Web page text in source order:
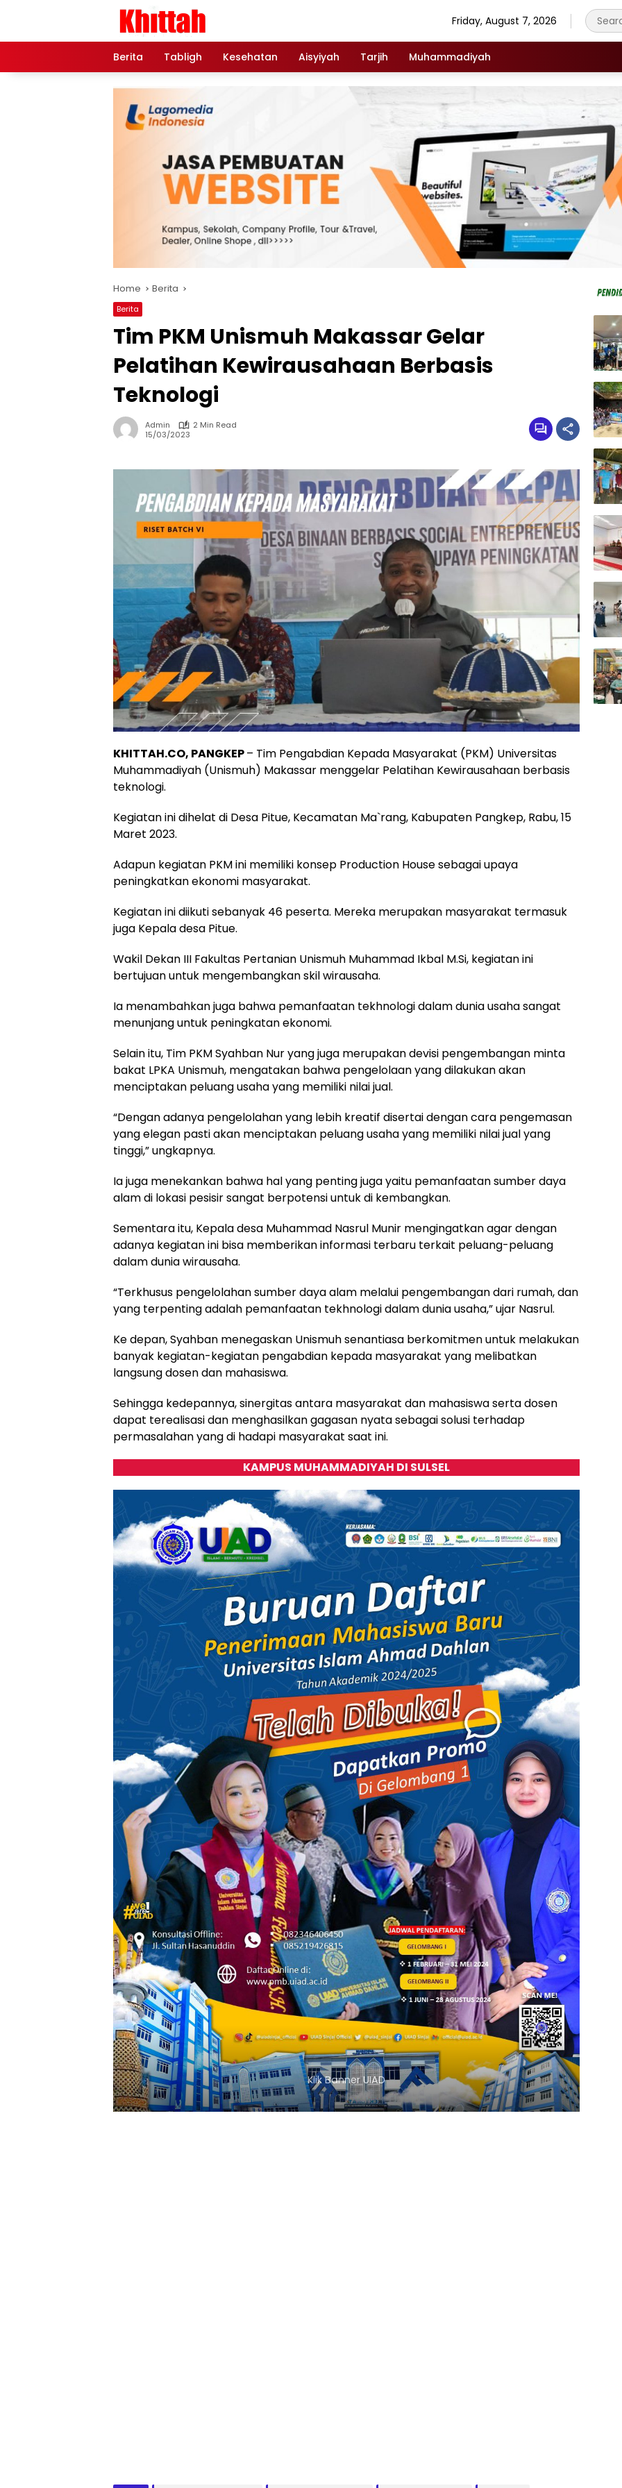
Friday, August 7, 2026
Berita Tabligh Kesehatan Aisyiyah Tarjih Muhammadiyah
Home Berita
Berita
Tim PKM Unismuh Makassar Gelar
Pelatihan Kewirausahaan Berbasis
Teknologi
Admin
2 Min Read
15/03/2023
KHITTAH.CO, PANGKEP– Tim Pengabdian Kepada Masyarakat (PKM) Universitas
Muhammadiyah (Unismuh) Makassar menggelar Pelatihan Kewirausahaan berbasis
teknologi.
Kegiatan ini dihelat di Desa Pitue, Kecamatan Ma`rang, Kabupaten Pangkep, Rabu, 15
Maret 2023.
Adapun kegiatan PKM ini memiliki konsep Production House sebagai upaya
peningkatkan ekonomi masyarakat.
Kegiatan ini diikuti sebanyak 46 peserta. Mereka merupakan masyarakat termasuk
juga Kepala desa Pitue.
Wakil Dekan III Fakultas Pertanian Unismuh Muhammad Ikbal M.Si, kegiatan ini
bertujuan untuk mengembangkan skil wirausaha.
Ia menambahkan juga bahwa pemanfaatan tekhnologi dalam dunia usaha sangat
menunjang untuk peningkatan ekonomi.
Selain itu, Tim PKM Syahban Nur yang juga merupakan devisi pengembangan minta
bakat LPKA Unismuh, mengatakan bahwa pengelolaan yang dilakukan akan
menciptakan peluang usaha yang memiliki nilai jual.
“Dengan adanya pengelolahan yang lebih kreatif disertai dengan cara pengemasan
yang elegan pasti akan menciptakan peluang usaha yang memiliki nilai jual yang
tinggi,” ungkapnya.
Ia juga menekankan bahwa hal yang penting juga yaitu pemanfaatan sumber daya
alam di lokasi pesisir sangat berpotensi untuk di kembangkan.
Sementara itu, Kepala desa Muhammad Nasrul Munir mengingatkan agar dengan
adanya kegiatan ini bisa memberikan informasi terbaru terkait peluang-peluang
dalam dunia wirausaha.
“Terkhusus pengelolahan sumber daya alam melalui pengembangan dari rumah, dan
yang terpenting adalah pemanfaatan tekhnologi dalam dunia usaha,” ujar Nasrul.
Ke depan, Syahban menegaskan Unismuh senantiasa berkomitmen untuk melakukan
banyak kegiatan-kegiatan pengabdian kepada masyarakat yang melibatkan
langsung dosen dan mahasiswa.
Sehingga kedepannya, sinergitas antara masyarakat dan mahasiswa serta dosen
dapat terealisasi dan menghasilkan gagasan nyata sebagai solusi terhadap
permasalahan yang di hadapi masyarakat saat ini.
KAMPUS MUHAMMADIYAH DI SULSEL